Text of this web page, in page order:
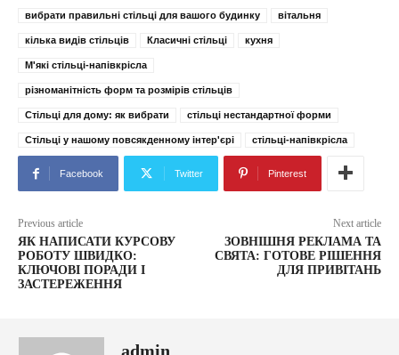
вибрати правильні стільці для вашого будинку вітальня
кілька видів стільців Класичні стільці кухня
М'які стільці-напівкрісла
різноманітність форм та розмірів стільців
Стільці для дому: як вибрати стільці нестандартної форми
Стільці у нашому повсякденному інтер'єрі стільці-напівкрісла
Facebook Twitter Pinterest
Previous article
ЯК НАПИСАТИ КУРСОВУ
РОБОТУ ШВИДКО:
КЛЮЧОВІ ПОРАДИ І
ЗАСТЕРЕЖЕННЯ
Next article
ЗОВНІШНЯ РЕКЛАМА ТА
СВЯТА: ГОТОВЕ РІШЕННЯ
ДЛЯ ПРИВІТАНЬ
admin